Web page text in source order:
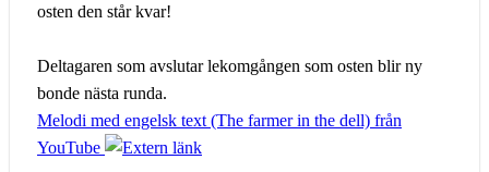
osten den står kvar!
Deltagaren som avslutar lekomgången som osten blir ny
bonde nästa runda.
Melodi med engelsk text (The farmer in the dell) från
YouTube